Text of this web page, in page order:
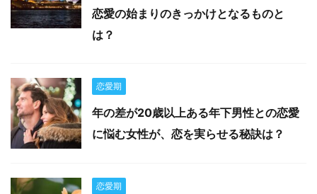
恋愛の始まりのきっかけとなるものと
は？
恋愛期
年の差が20歳以上ある年下男性との恋愛
に悩む女性が、恋を実らせる秘訣は？
恋愛期